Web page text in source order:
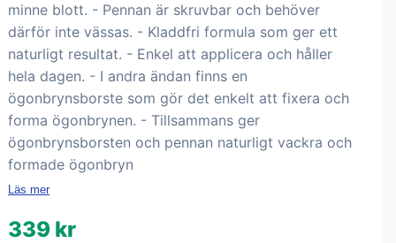
minne blott. - Pennan är skruvbar och behöver
därför inte vässas. - Kladdfri formula som ger ett
naturligt resultat. - Enkel att applicera och håller
hela dagen. - I andra ändan finns en
ögonbrynsborste som gör det enkelt att fixera och
forma ögonbrynen. - Tillsammans ger
ögonbrynsborsten och pennan naturligt vackra och
formade ögonbryn
Läs mer
339 kr